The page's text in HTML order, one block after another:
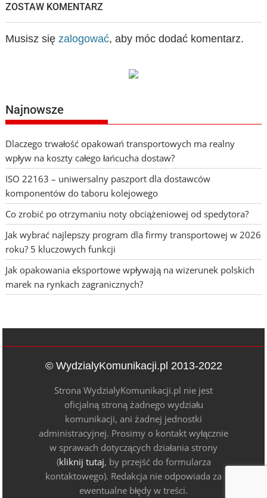
ZOSTAW KOMENTARZ
Musisz się zalogować, aby móc dodać komentarz.
Najnowsze
Dlaczego trwałość opakowań transportowych ma realny
wpływ na koszty całego łańcucha dostaw?
ISO 22163 – uniwersalny paszport dla dostawców
komponentów do taboru kolejowego
Co zrobić po otrzymaniu noty obciążeniowej od spedytora?
Jak wybrać najlepszy program dla firmy transportowej w 2026
roku? 5 kluczowych funkcji
Jak opakowania eksportowe wpływają na wizerunek polskich
marek na rynkach zagranicznych?
© WydzialyKomunikacji.pl 2013-2022
Strona WydzialyKomunikacji.pl nie jest
oficjalną stroną żadnego wydziału
komunikacji, ani żadnej jednostki
administracyjnej. Prosimy o kontakt wyłącznie
w sprawach dotyczących działania strony
(kliknij tutaj, by przejść do formularza
kontaktowego). Redakcja nie odpowiada za
ewentualne błędy w treści.